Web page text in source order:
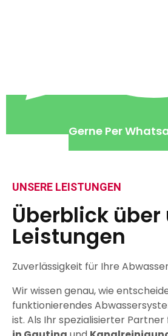
Gerne Per
UNSERE LEISTUNGEN
Überblick über
Leistungen
Zuverlässigkeit für Ihre
Wir wissen genau, wie
funktionierendes
ist. Als Ihr spezialisierter Partner